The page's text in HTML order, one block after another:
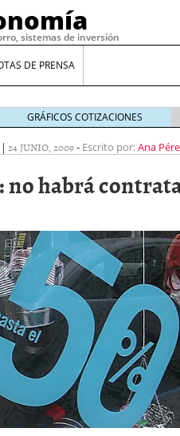
sistemas de inversión
DE PRENSA
vs Agilidad: ¿Por qué el
12 de diciembre de 2025
Cómo aprovechar esta
de 2025
también es una decisión
noviembre de 2025
software punto de venta?
3 de
GRÁFICOS COTIZACIONES
| 24 JUNIO, 2009- Escrito por:Ana
no habrá